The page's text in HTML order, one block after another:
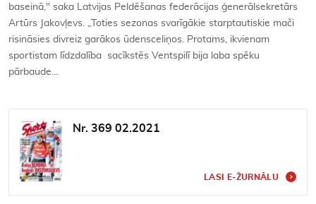
baseinā," saka Latvijas Peldēšanas federācijas ģenerālsekretārs
Artūrs Jakovļevs. „Toties sezonas svarīgākie starptautiskie mači
risināsies divreiz garākos ūdensceliņos. Protams, ikvienam
sportistam līdzdalība sacīkstēs Ventspilī bija laba spēku
pārbaude…
Nr. 369 02.2021
LASI E-ŽURNĀLU